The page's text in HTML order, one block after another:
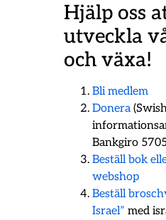
Hjälp oss
utveckla
och växa!
Bli medlem
Donera
Bankgiro
Beställ bok
webshop
Beställ
Israel” med